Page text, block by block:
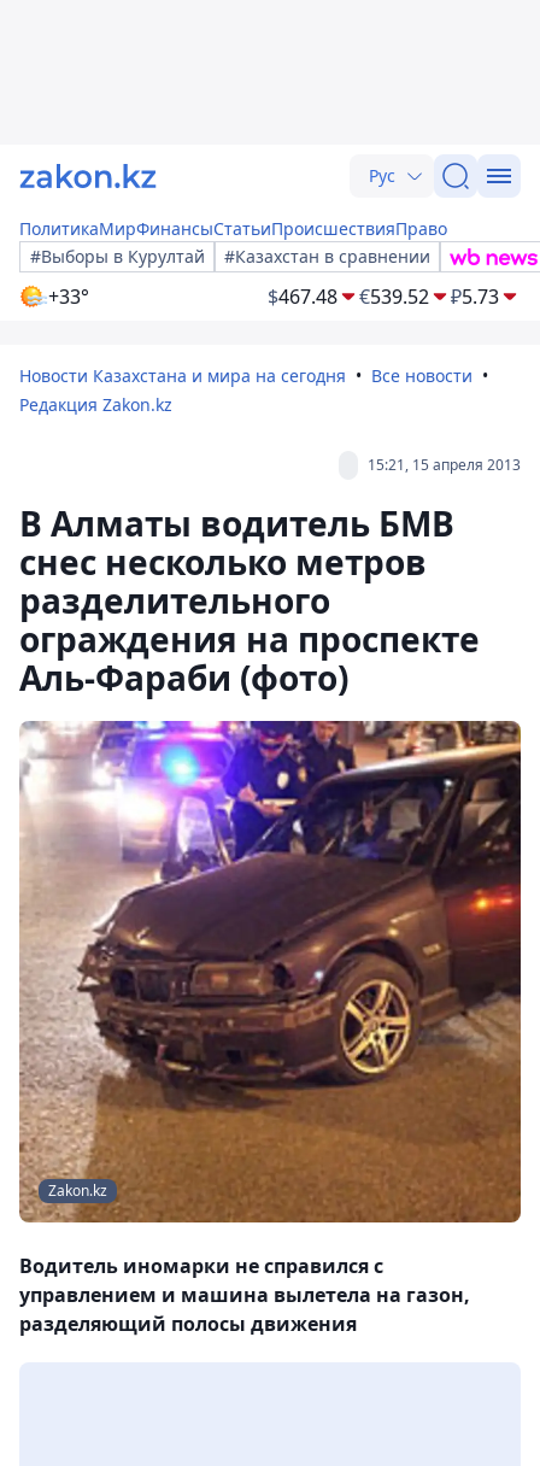
Рус
ПолитикаМирФинансыСтатьиПроисшествияПраво
#Выборы в Курултай
#Казахстан в сравнении
+33° $467.48 €539.52 ₽5.73
Новости Казахстана и мира на сегодня
Все новости
Редакция Zakon.kz
15:21, 15 апреля 2013
В Алматы водитель БМВ
снес несколько метров
разделительного
ограждения на проспекте
Аль-Фараби (фото)
Zakon.kz
Водитель иномарки не справился с
управлением и машина вылетела на газон,
разделяющий полосы движения